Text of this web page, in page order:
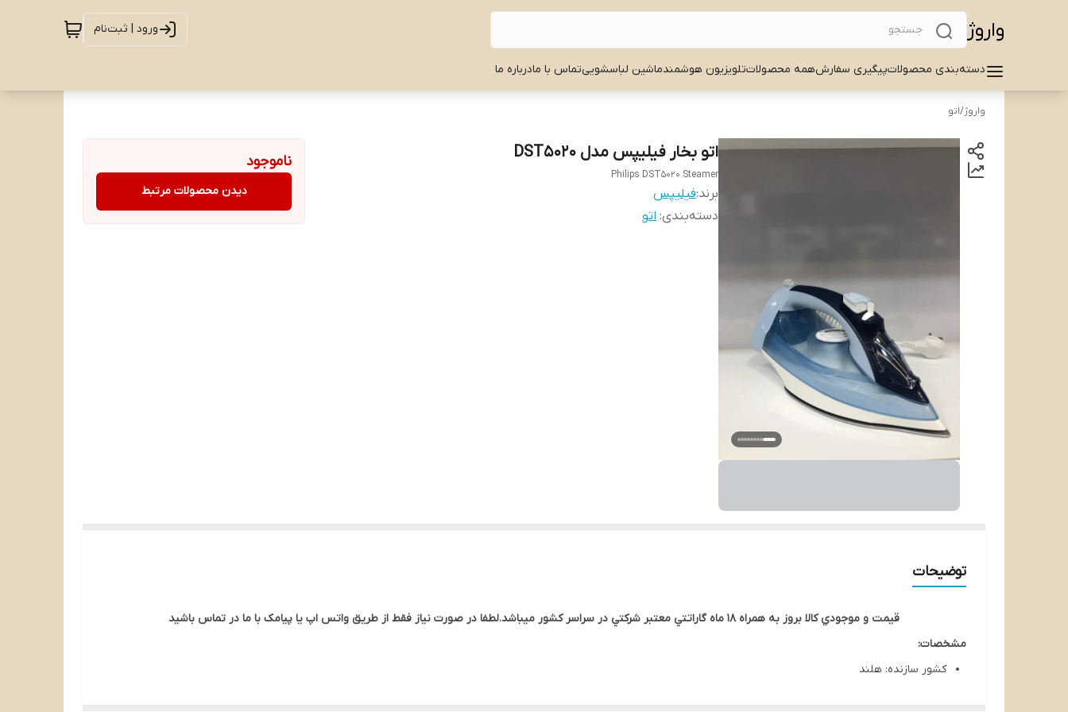
واروژ ورود | ثبت‌نام
دسته‌بندی محصولاتپیگیری سفارشهمه محصولاتتلویزیون هوشمندماشین لباسشوییتماس با مادرباره ما
واروژ/اتو
اتو بخار فیلیپس مدل DST5020
Philips DST5020 Steamer
برند:فیلیپس
دسته‌بندی: اتو
ناموجود
دیدن محصولات مرتبط
توضیحات
قيمت و موجودي کالا بروز به همراه 18 ماه گاراتتي معتبر شرکتي در سراسر کشور ميباشد.لطفا در صورت نياز فقط از طريق واتس اپ يا پيامک با ما در تماس باشيد
مشخصات:
کشور سازنده: هلند